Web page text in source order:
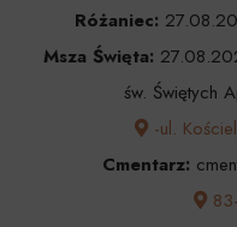
Różaniec:
Msza Święta:
św. Świętych
-ul.
Cmentarz: